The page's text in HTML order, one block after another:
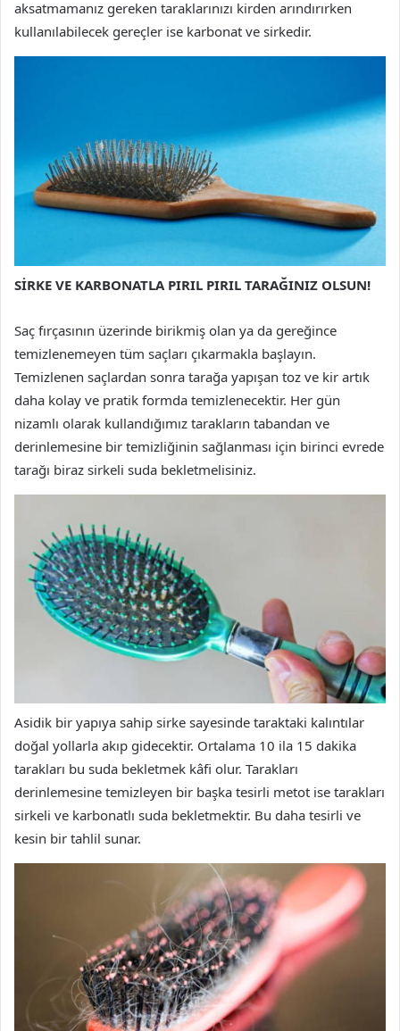
aksatmamanız gereken taraklarınızı kirden arındırırken
kullanılabilecek gereçler ise karbonat ve sirkedir.
SİRKE VE KARBONATLA PIRIL PIRIL TARAĞINIZ OLSUN!
Saç fırçasının üzerinde birikmiş olan ya da gereğince
temizlenemeyen tüm saçları çıkarmakla başlayın.
Temizlenen saçlardan sonra tarağa yapışan toz ve kir artık
daha kolay ve pratik formda temizlenecektir. Her gün
nizamlı olarak kullandığımız tarakların tabandan ve
derinlemesine bir temizliğinin sağlanması için birinci evrede
tarağı biraz sirkeli suda bekletmelisiniz.
Asidik bir yapıya sahip sirke sayesinde taraktaki kalıntılar
doğal yollarla akıp gidecektir. Ortalama 10 ila 15 dakika
tarakları bu suda bekletmek kâfi olur. Tarakları
derinlemesine temizleyen bir başka tesirli metot ise tarakları
sirkeli ve karbonatlı suda bekletmektir. Bu daha tesirli ve
kesin bir tahlil sunar.